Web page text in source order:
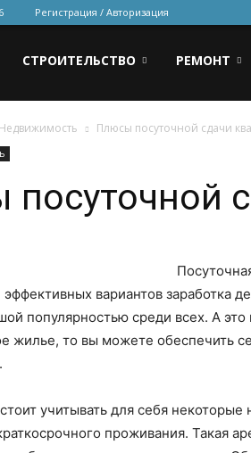
Регистрация / Авторизация
СТРОИТЕЛЬСТВО РЕМОНТ
Недвижимость Плюсы посуточной сдачи
вариантов заработка
популярностью среди всех. А это
жилье, то вы можете обеспечить
учитывать для себя некоторые
проживания. Такая